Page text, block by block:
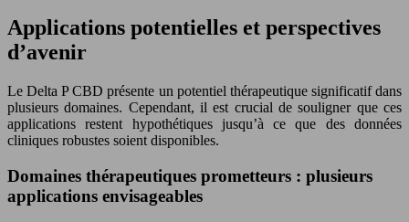
Applications potentielles et perspectives
d’avenir
Le Delta P CBD présente un potentiel thérapeutique significatif dans
plusieurs domaines. Cependant, il est crucial de souligner que ces
applications restent hypothétiques jusqu’à ce que des données
cliniques robustes soient disponibles.
Domaines thérapeutiques prometteurs : plusieurs
applications envisageables